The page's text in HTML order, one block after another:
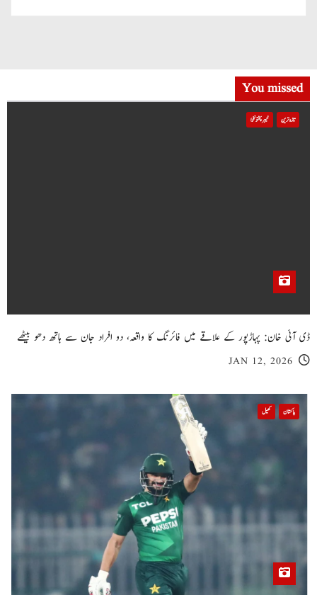
You missed
تازہ ترین خیبر پختونخوا
ڈی آئی خان: پہاڑپور کے علاقے میں فائرنگ کا واقعہ، دو افراد جان سے ہاتھ دھو بیٹھے
JAN 12, 2026
پاکستان کھیل